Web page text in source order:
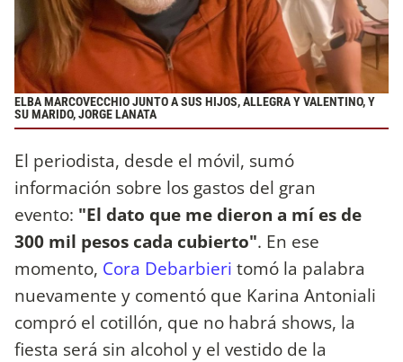
ELBA MARCOVECCHIO JUNTO A SUS HIJOS, ALLEGRA Y VALENTINO, Y
SU MARIDO, JORGE LANATA
El periodista, desde el móvil, sumó
información sobre los gastos del gran
evento: "El dato que me dieron a mí es de
300 mil pesos cada cubierto". En ese
momento, Cora Debarbieri tomó la palabra
nuevamente y comentó que Karina Antoniali
compró el cotillón, que no habrá shows, la
fiesta será sin alcohol y el vestido de la